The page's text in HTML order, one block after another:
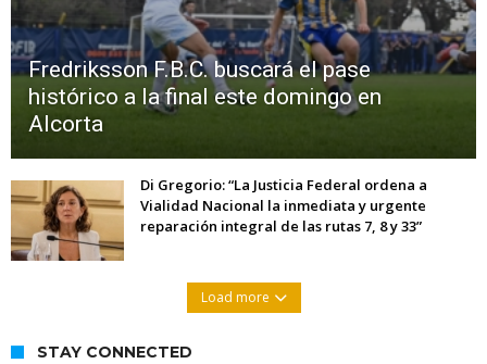
Fredriksson F.B.C. buscará el pase
histórico a la final este domingo en
Alcorta
Di Gregorio: “La Justicia Federal ordena a
Vialidad Nacional la inmediata y urgente
reparación integral de las rutas 7, 8 y 33”
Load more
STAY CONNECTED